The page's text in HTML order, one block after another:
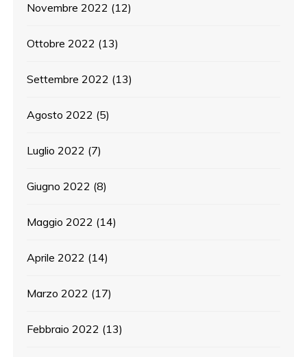
Novembre 2022 (12)
Ottobre 2022 (13)
Settembre 2022 (13)
Agosto 2022 (5)
Luglio 2022 (7)
Giugno 2022 (8)
Maggio 2022 (14)
Aprile 2022 (14)
Marzo 2022 (17)
Febbraio 2022 (13)